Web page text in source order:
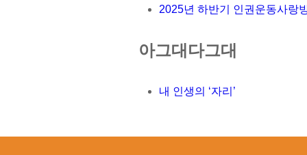
2025년 하반기 인권운동사랑
아그대다그대
내 인생의 ‘자리’